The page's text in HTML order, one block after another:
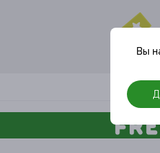
Москва
Вы